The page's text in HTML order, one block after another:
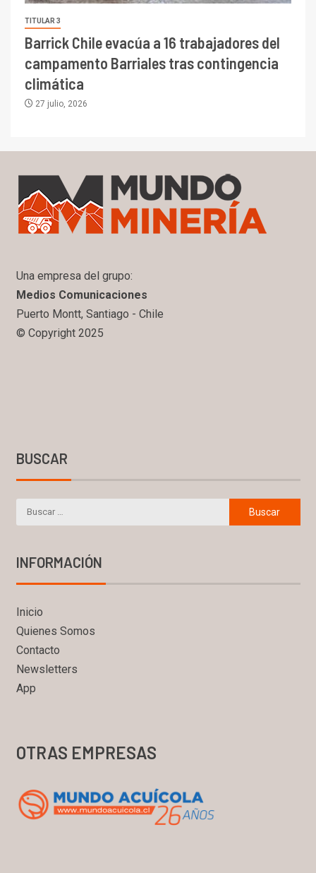
TITULAR 3
Barrick Chile evacúa a 16 trabajadores del
campamento Barriales tras contingencia
climática
27 julio, 2026
Una empresa del grupo:
Medios Comunicaciones
Puerto Montt, Santiago - Chile
© Copyright 2025
BUSCAR
INFORMACIÓN
Inicio
Quienes Somos
Contacto
Newsletters
App
OTRAS EMPRESAS